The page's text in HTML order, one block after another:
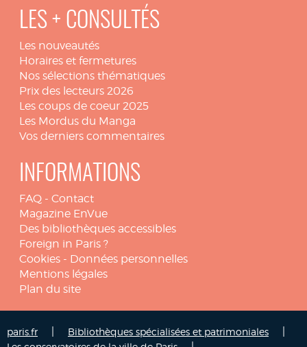
LES + CONSULTÉS
Les nouveautés
Horaires et fermetures
Nos sélections thématiques
Prix des lecteurs 2026
Les coups de coeur 2025
Les Mordus du Manga
Vos derniers commentaires
INFORMATIONS
FAQ - Contact
Magazine EnVue
Des bibliothèques accessibles
Foreign in Paris ?
Cookies - Données personnelles
Mentions légales
Plan du site
paris.fr Bibliothèques spécialisées et patrimoniales